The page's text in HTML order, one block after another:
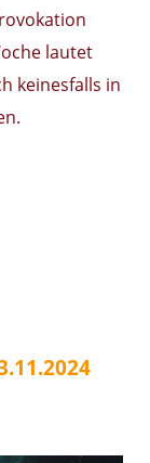
lautet
keinesfalls in